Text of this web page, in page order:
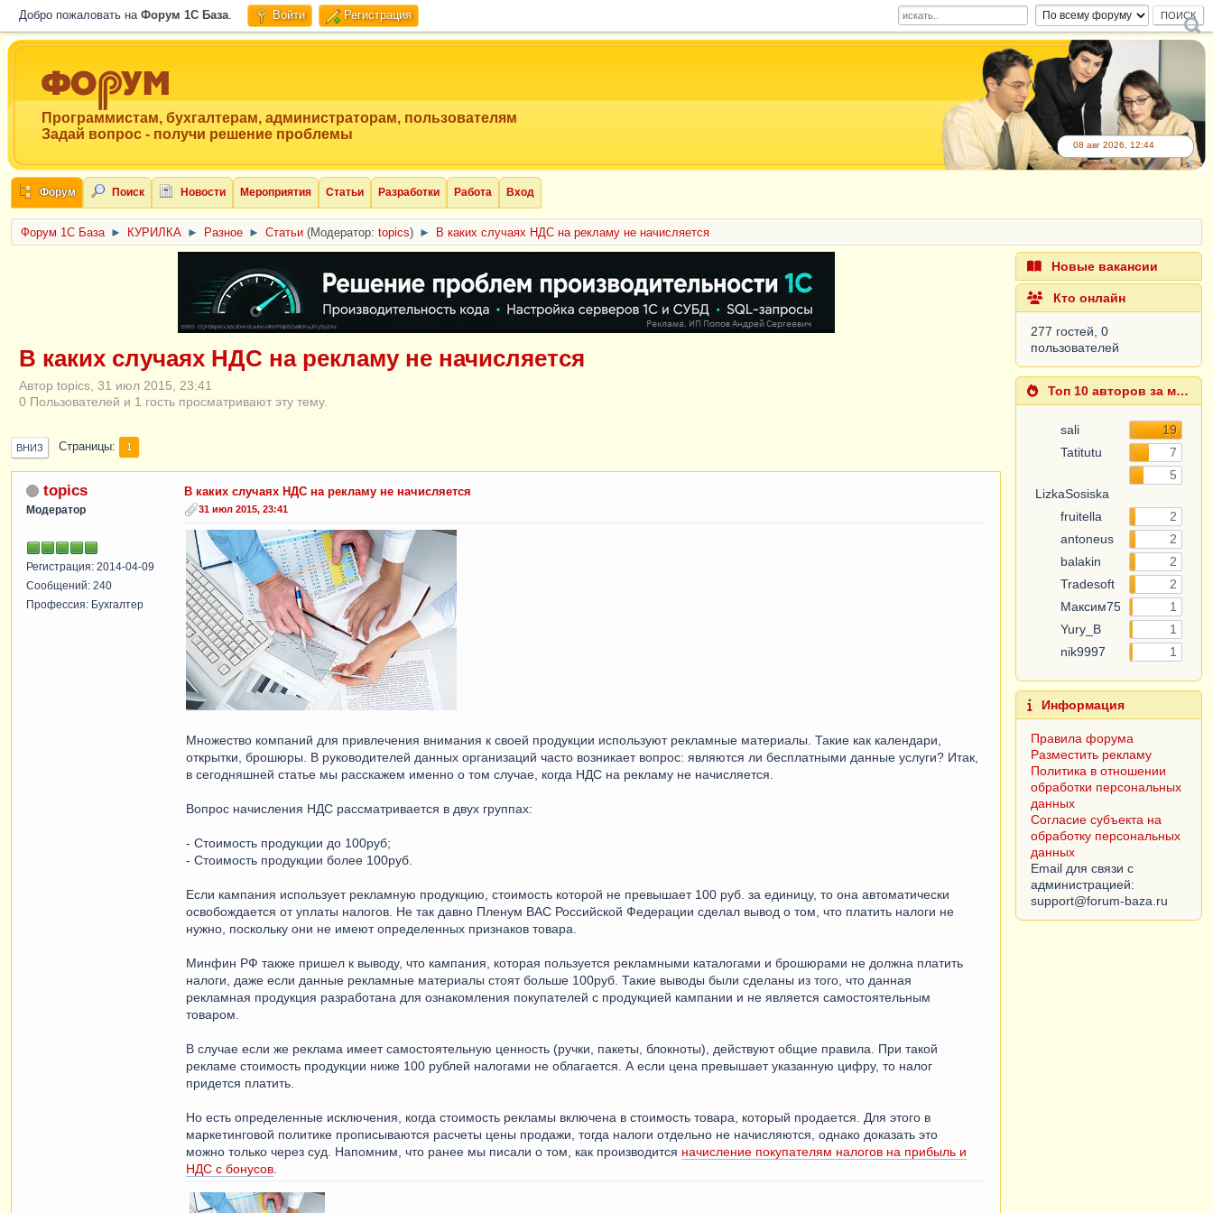
Добро пожаловать на Форум 1C База. Войти Регистрация
Программистам, бухгалтерам, администраторам, пользователям
Задай вопрос - получи решение проблемы
08 авг 2026, 12:44
Форум Поиск Новости Мероприятия Статьи Разработки Работа Вход
Форум 1C База ► КУРИЛКА ► Разное ► Статьи (Модератор: topics) ► В каких случаях НДС на рекламу не начисляется
ERID: CQH36pWzJqVJD4xVLsnhcU4hVPNjkBZe8KKxjJiYySyZAz
В каких случаях НДС на рекламу не начисляется
Автор topics, 31 июл 2015, 23:41
0 Пользователей и 1 гость просматривают эту тему.
ВНИЗ Страницы 1
topics
Модератор
Регистрация: 2014-04-09
Сообщений: 240
Профессия: Бухгалтер
В каких случаях НДС на рекламу не начисляется
31 июл 2015, 23:41
Множество компаний для привлечения внимания к своей продукции используют рекламные материалы. Такие как календари,
открытки, брошюры. В руководителей данных организаций часто возникает вопрос: являются ли бесплатными данные услуги? Итак,
в сегодняшней статье мы расскажем именно о том случае, когда НДС на рекламу не начисляется.
Вопрос начисления НДС рассматривается в двух группах:
- Стоимость продукции до 100руб;
- Стоимость продукции более 100руб.
Если кампания использует рекламную продукцию, стоимость которой не превышает 100 руб. за единицу, то она автоматически
освобождается от уплаты налогов. Не так давно Пленум ВАС Российской Федерации сделал вывод о том, что платить налоги не
нужно, поскольку они не имеют определенных признаков товара.
Минфин РФ также пришел к выводу, что кампания, которая пользуется рекламными каталогами и брошюрами не должна платить
налоги, даже если данные рекламные материалы стоят больше 100руб. Такие выводы были сделаны из того, что данная
рекламная продукция разработана для ознакомления покупателей с продукцией кампании и не является самостоятельным
товаром.
В случае если же реклама имеет самостоятельную ценность (ручки, пакеты, блокноты), действуют общие правила. При такой
рекламе стоимость продукции ниже 100 рублей налогами не облагается. А если цена превышает указанную цифру, то налог
придется платить.
Но есть определенные исключения, когда стоимость рекламы включена в стоимость товара, который продается. Для этого в
маркетинговой политике прописываются расчеты цены продажи, тогда налоги отдельно не начисляются, однако доказать это
можно только через суд. Напомним, что ранее мы писали о том, как производится начисление покупателям налогов на прибыль и
НДС с бонусов
Новые вакансии
Кто онлайн
277 гостей, 0
пользователей
Топ 10 авторов за месяц
sali
19
Tatitutu
7
LizkaSosiska
5
fruitella
2
antoneus
2
balakin
2
Tradesoft
2
Максим75
1
Yury_B
1
nik9997
1
Информация
Правила форума
Разместить рекламу
Политика в отношении
обработки персональных
данных
Согласие субъекта на
обработку персональных
данных
Email для связи с
администрацией: